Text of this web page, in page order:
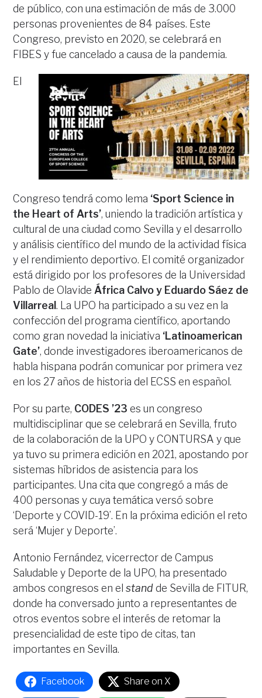
de público, con una estimación de más de 3.000
personas provenientes de 84 países. Este
Congreso, previsto en 2020, se celebrará en
FIBES y fue cancelado a causa de la pandemia.
El
Congreso tendrá como lema ‘Sport Science in
the Heart of Arts’, uniendo la tradición artística y
cultural de una ciudad como Sevilla y el desarrollo
y análisis científico del mundo de la actividad física
y el rendimiento deportivo. El comité organizador
está dirigido por los profesores de la Universidad
Pablo de Olavide África Calvo y Eduardo Sáez de
Villarreal. La UPO ha participado a su vez en la
confección del programa científico, aportando
como gran novedad la iniciativa ‘Latinoamerican
Gate’, donde investigadores iberoamericanos de
habla hispana podrán comunicar por primera vez
en los 27 años de historia del ECSS en español.
Por su parte, CODES ’23 es un congreso
multidisciplinar que se celebrará en Sevilla, fruto
de la colaboración de la UPO y CONTURSA y que
ya tuvo su primera edición en 2021, apostando por
sistemas híbridos de asistencia para los
participantes. Una cita que congregó a más de
400 personas y cuya temática versó sobre
‘Deporte y COVID-19’. En la próxima edición el reto
será ‘Mujer y Deporte’.
Antonio Fernández, vicerrector de Campus
Saludable y Deporte de la UPO, ha presentado
ambos congresos en elstandde Sevilla de FITUR,
donde ha conversado junto a representantes de
otros eventos sobre el interés de retomar la
presencialidad de este tipo de citas, tan
importantes en Sevilla.
Facebook Share on X